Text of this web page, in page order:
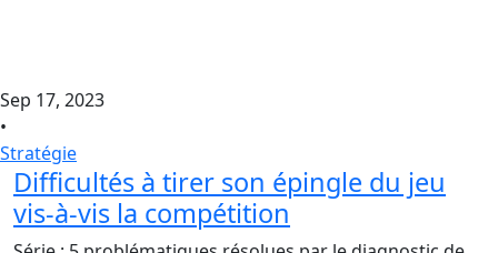
Sep 17, 2023
•
Stratégie
Difficultés à tirer son épingle du jeu
vis-à-vis la compétition